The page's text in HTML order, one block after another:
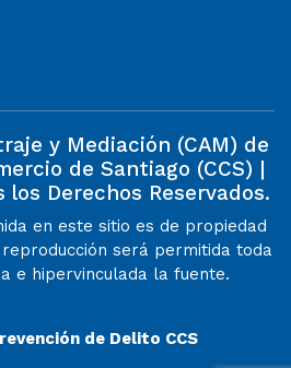
y Mediación (CAM) de
de Santiago (CCS) |
los Derechos Reservados.
en este sitio es de propiedad
reproducción será permitida toda
e hipervinculada la fuente.
de Delito CCS